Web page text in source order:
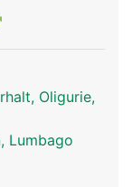
Oligurie,
Lumbago